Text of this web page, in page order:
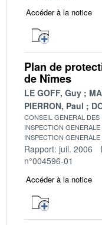
Accéder à la notice
Plan de
de Nîmes
LE GOFF, Guy
PIERRON, Paul
CONSEIL GENERAL
INSPECTION
INSPECTION
Rapport: juil. 2006
n°004596-01
Accéder à la notice